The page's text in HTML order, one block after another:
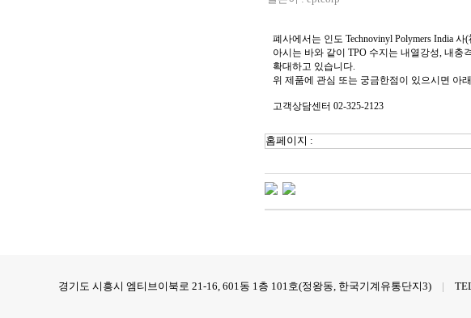
폐사에서는 인도 Technovinyl Polymers India
아시는 바와 같이 TPO 수지는 내열강성, 내
확대하고 있습니다.
위 제품에 관심 또는 궁금한점이 있으시면 아
고객상담센터 02-325-2123
홈페이지 :
경기도 시흥시 엠티브이북로 21-16, 601동 1층 101호(정왕동, 한국기계유통단지3)